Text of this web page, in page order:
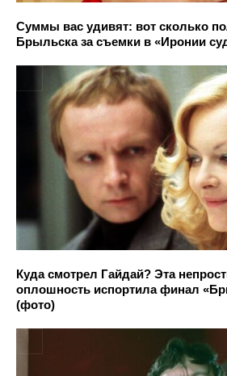
Суммы вас удивят: вот сколько
Брыльска за съемки в «Иронии
Куда смотрел Гайдай? Эта
оплошность испортила финал
(фото)